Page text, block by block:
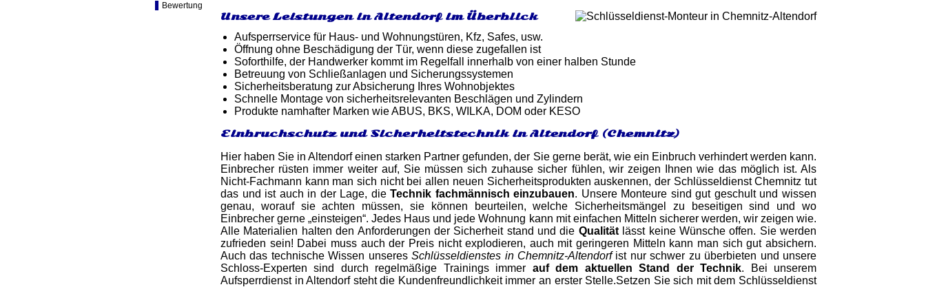
Bewertung
Unsere Leistungen in Altendorf im Überblick
Aufsperrservice für Haus- und Wohnungstüren, Kfz, Safes, usw.
Öffnung ohne Beschädigung der Tür, wenn diese zugefallen ist
Soforthilfe, der Handwerker kommt im Regelfall innerhalb von einer halben Stunde
Betreuung von Schließanlagen und Sicherungssystemen
Sicherheitsberatung zur Absicherung Ihres Wohnobjektes
Schnelle Montage von sicherheitsrelevanten Beschlägen und Zylindern
Produkte namhafter Marken wie ABUS, BKS, WILKA, DOM oder KESO
Einbruchschutz und Sicherheitstechnik in Altendorf (Chemnitz)
Hier haben Sie in Altendorf einen starken Partner gefunden, der Sie gerne berät, wie ein Einbruch verhindert werden kann.
Einbrecher rüsten immer weiter auf, Sie müssen sich zuhause sicher fühlen, wir zeigen Ihnen wie das möglich ist. Als
Nicht-Fachmann kann man sich nicht bei allen neuen Sicherheitsprodukten auskennen, der Schlüsseldienst Chemnitz tut
das und ist auch in der Lage, dieTechnik fachmännisch einzubauen. Unsere Monteure sind gut geschult und wissen
genau, worauf sie achten müssen, sie können beurteilen, welche Sicherheitsmängel zu beseitigen sind und wo
Einbrecher gerne „einsteigen“. Jedes Haus und jede Wohnung kann mit einfachen Mitteln sicherer werden, wir zeigen wie.
Alle Materialien halten den Anforderungen der Sicherheit stand und die Qualitätlässt keine Wünsche offen. Sie werden
zufrieden sein! Dabei muss auch der Preis nicht explodieren, auch mit geringeren Mitteln kann man sich gut absichern.
Auch das technische Wissen unseresSchlüsseldienstes in Chemnitz-Altendorfist nur schwer zu überbieten und unsere
Schloss-Experten sind durch regelmäßige Trainings immer auf dem aktuellen Stand der Technik. Bei unserem
Aufsperrdienst in Altendorf steht die Kundenfreundlichkeit immer an erster Stelle.Setzen Sie sich mit dem Schlüsseldienst